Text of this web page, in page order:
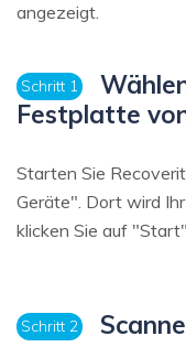
angezeigt.
Schritt 1
Festplatte
Starten Sie
Geräte". Dort wird
klicken Sie auf "Start".
Schritt 2